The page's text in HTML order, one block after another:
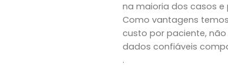
na maioria dos casos e
Como vantagens
custo por paciente,
dados confiáveis
.